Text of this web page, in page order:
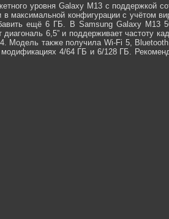
уровня Galaxy M13 с поддержкой
максимальной конфигурации с учётом
ещё 6 ГБ. В Samsung Galaxy
6,5” и поддерживает частоту
Модель также получила Wi-Fi 5,
4/64 ГБ и 6/128 ГБ.